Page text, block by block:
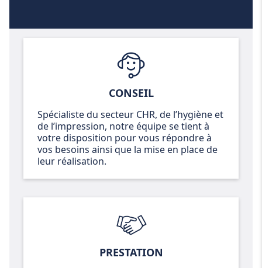
CONSEIL
Spécialiste du secteur CHR, de l’hygiène et
de l’impression, notre équipe se tient à
votre disposition pour vous répondre à
vos besoins ainsi que la mise en place de
leur réalisation.
PRESTATION